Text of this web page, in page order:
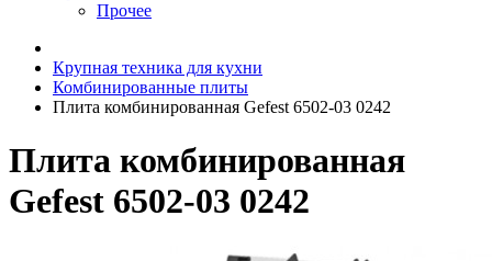
Прочее
Крупная техника для кухни
Комбинированные плиты
Плита комбинированная Gefest 6502-03 0242
Плита комбинированная
Gefest 6502-03 0242